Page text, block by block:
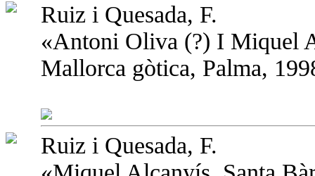
Ruiz i Quesada, F.
«Antoni Oliva (?) I Miquel
Mallorca gòtica, Palma,
Ruiz i Quesada, F.